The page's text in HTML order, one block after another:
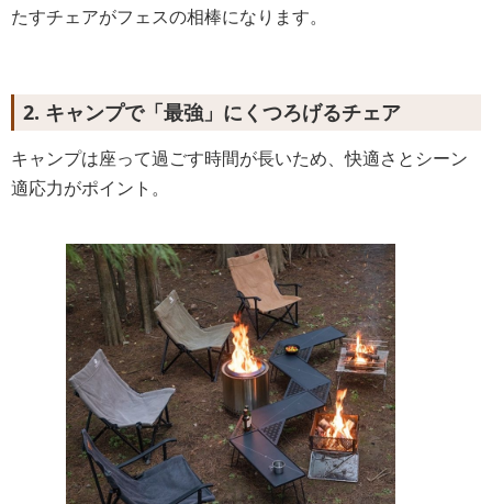
たすチェアがフェスの相棒になります。
2. キャンプで「最強」にくつろげるチェア
キャンプは座って過ごす時間が長いため、快適さとシーン
適応力がポイント。